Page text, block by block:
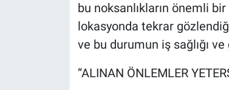
bu noksanlıkların önemli
lokasyonda tekrar
ve bu durumun iş sağlığı
“ALINAN ÖNLEMLER